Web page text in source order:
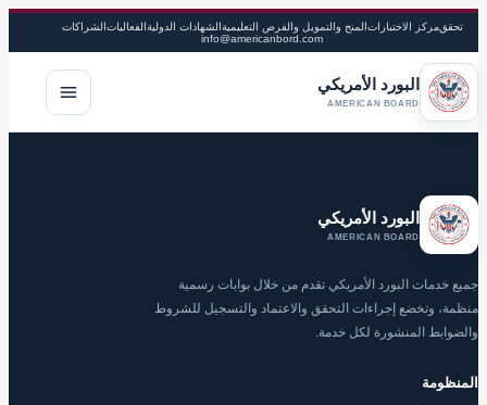
تحققمركز الاختباراتالمنح والتمويل والفرص التعليميةالشهادات الدوليةالفعالياتالشراكات
info@americanbord.com
البورد الأمريكي
AMERICAN BOARD
البورد الأمريكي
AMERICAN BOARD
جميع خدمات البورد الأمريكي تقدم من خلال بوابات رسمية
منظمة، وتخضع إجراءات التحقق والاعتماد والتسجيل للشروط
والضوابط المنشورة لكل خدمة.
المنظومة